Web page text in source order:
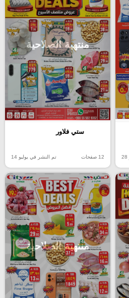
منتهية الصلاحية
ستي فلاور
12 صفحات تم النشر في يوليو 14
منتهية الصلاحية